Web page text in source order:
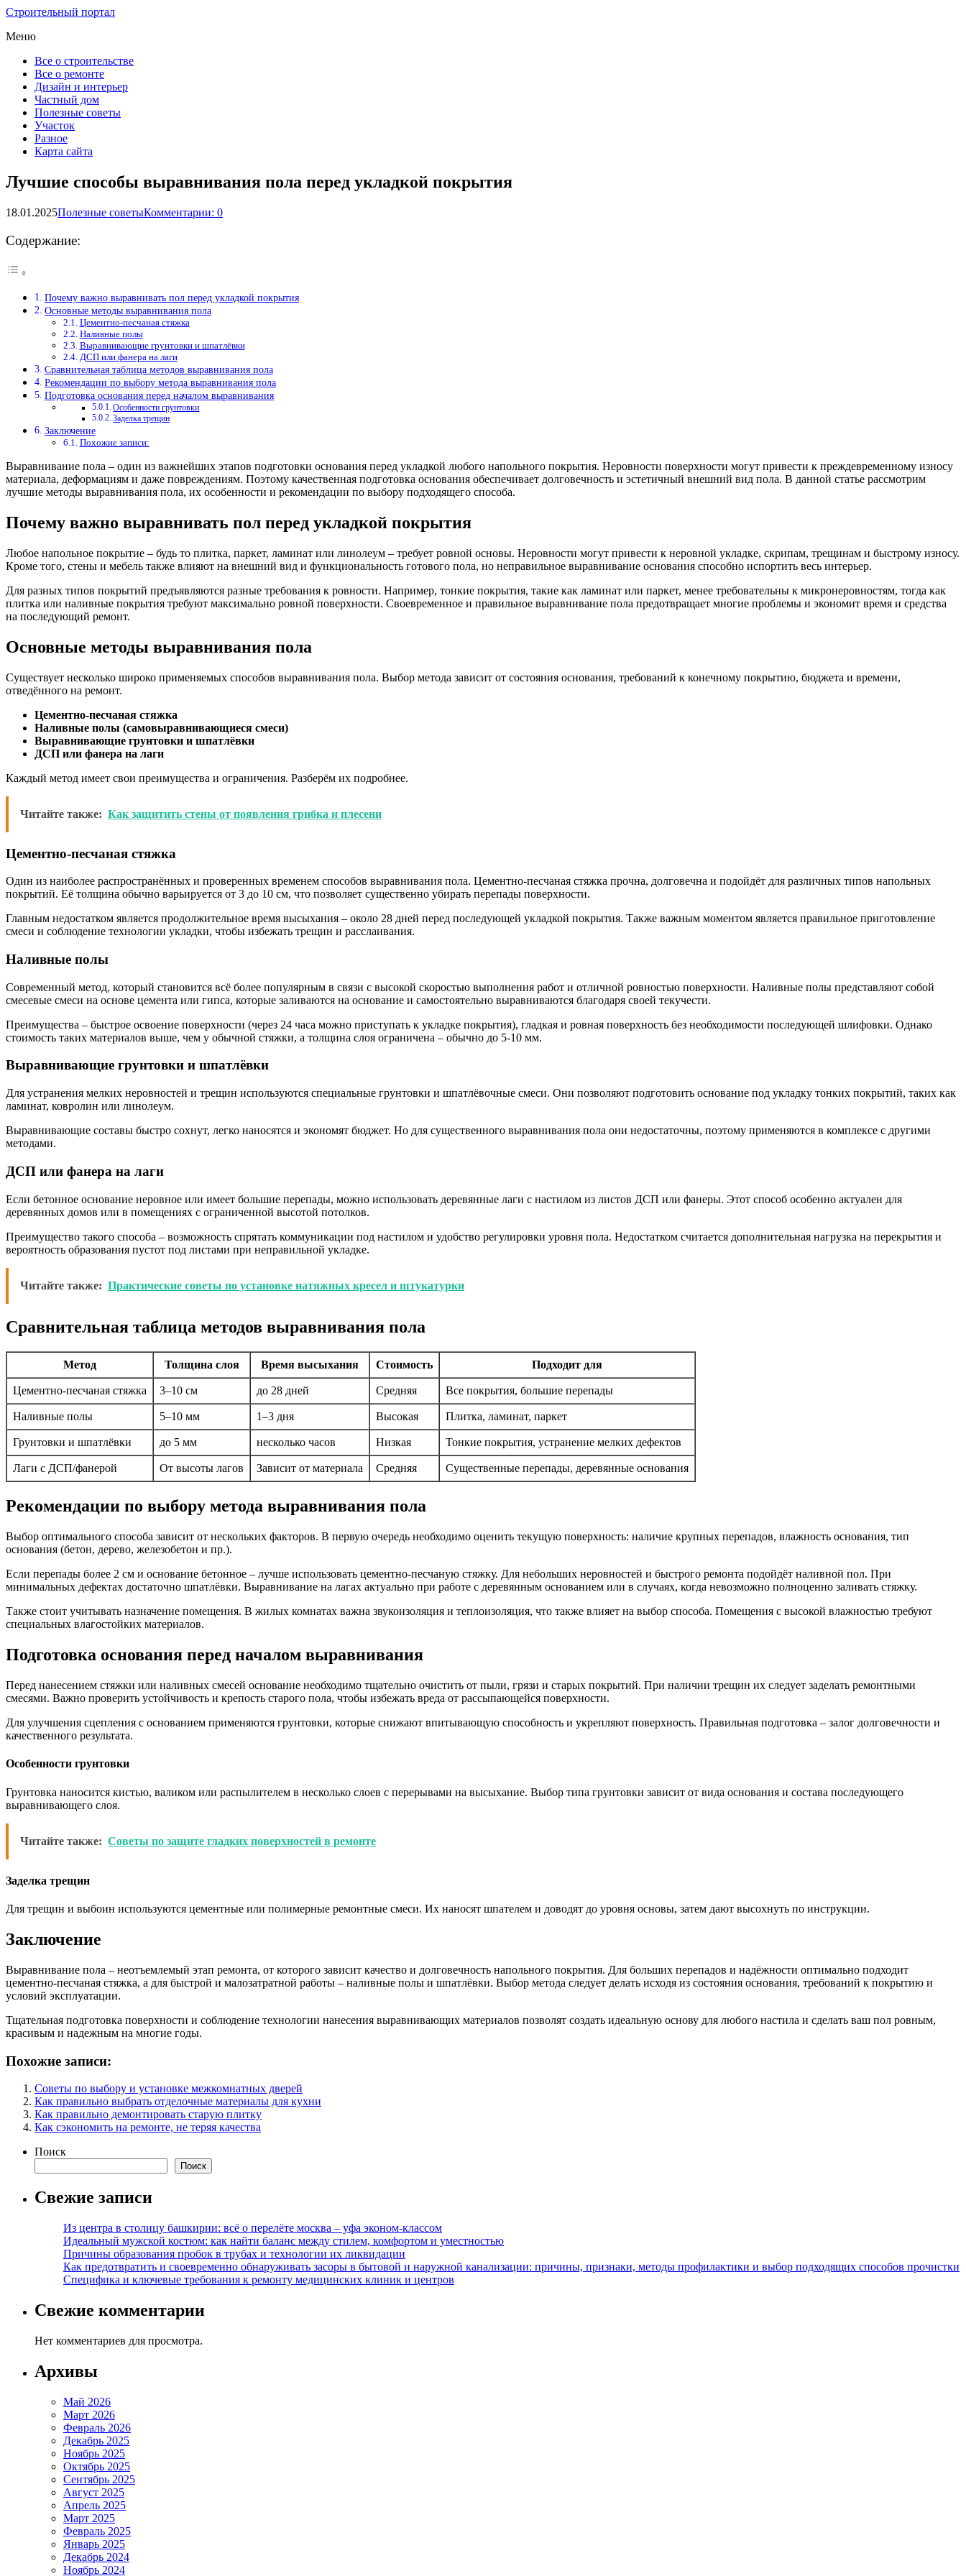
Строительный портал
Меню
Все о строительстве
Все о ремонте
Дизайн и интерьер
Частный дом
Полезные советы
Участок
Разное
Карта сайта
Лучшие способы выравнивания пола перед укладкой покрытия
18.01.2025Полезные советыКомментарии: 0
Содержание:
Почему важно выравнивать пол перед укладкой покрытия
Основные методы выравнивания пола
Цементно-песчаная стяжка
Наливные полы
Выравнивающие грунтовки и шпатлёвки
ДСП или фанера на лаги
Сравнительная таблица методов выравнивания пола
Рекомендации по выбору метода выравнивания пола
Подготовка основания перед началом выравнивания
Особенности грунтовки
Заделка трещин
Заключение
Похожие записи:
Выравнивание пола – один из важнейших этапов подготовки основания перед укладкой любого напольного покрытия. Неровности поверхности могут привести к преждевременному износу
материала, деформациям и даже повреждениям. Поэтому качественная подготовка основания обеспечивает долговечность и эстетичный внешний вид пола. В данной статье рассмотрим
лучшие методы выравнивания пола, их особенности и рекомендации по выбору подходящего способа.
Почему важно выравнивать пол перед укладкой покрытия
Любое напольное покрытие – будь то плитка, паркет, ламинат или линолеум – требует ровной основы. Неровности могут привести к неровной укладке, скрипам, трещинам и быстрому износу.
Кроме того, стены и мебель также влияют на внешний вид и функциональность готового пола, но неправильное выравнивание основания способно испортить весь интерьер.
Для разных типов покрытий предъявляются разные требования к ровности. Например, тонкие покрытия, такие как ламинат или паркет, менее требовательны к микронеровностям, тогда как
плитка или наливные покрытия требуют максимально ровной поверхности. Своевременное и правильное выравнивание пола предотвращает многие проблемы и экономит время и средства
на последующий ремонт.
Основные методы выравнивания пола
Существует несколько широко применяемых способов выравнивания пола. Выбор метода зависит от состояния основания, требований к конечному покрытию, бюджета и времени,
отведённого на ремонт.
Цементно-песчаная стяжка
Наливные полы (самовыравнивающиеся смеси)
Выравнивающие грунтовки и шпатлёвки
ДСП или фанера на лаги
Каждый метод имеет свои преимущества и ограничения. Разберём их подробнее.
Читайте также: Как защитить стены от появления грибка и плесени
Цементно-песчаная стяжка
Один из наиболее распространённых и проверенных временем способов выравнивания пола. Цементно-песчаная стяжка прочна, долговечна и подойдёт для различных типов напольных
покрытий. Её толщина обычно варьируется от 3 до 10 см, что позволяет существенно убирать перепады поверхности.
Главным недостатком является продолжительное время высыхания – около 28 дней перед последующей укладкой покрытия. Также важным моментом является правильное приготовление
смеси и соблюдение технологии укладки, чтобы избежать трещин и расслаивания.
Наливные полы
Современный метод, который становится всё более популярным в связи с высокой скоростью выполнения работ и отличной ровностью поверхности. Наливные полы представляют собой
смесевые смеси на основе цемента или гипса, которые заливаются на основание и самостоятельно выравниваются благодаря своей текучести.
Преимущества – быстрое освоение поверхности (через 24 часа можно приступать к укладке покрытия), гладкая и ровная поверхность без необходимости последующей шлифовки. Однако
стоимость таких материалов выше, чем у обычной стяжки, а толщина слоя ограничена – обычно до 5-10 мм.
Выравнивающие грунтовки и шпатлёвки
Для устранения мелких неровностей и трещин используются специальные грунтовки и шпатлёвочные смеси. Они позволяют подготовить основание под укладку тонких покрытий, таких как
ламинат, ковролин или линолеум.
Выравнивающие составы быстро сохнут, легко наносятся и экономят бюджет. Но для существенного выравнивания пола они недостаточны, поэтому применяются в комплексе с другими
методами.
ДСП или фанера на лаги
Если бетонное основание неровное или имеет большие перепады, можно использовать деревянные лаги с настилом из листов ДСП или фанеры. Этот способ особенно актуален для
деревянных домов или в помещениях с ограниченной высотой потолков.
Преимущество такого способа – возможность спрятать коммуникации под настилом и удобство регулировки уровня пола. Недостатком считается дополнительная нагрузка на перекрытия и
вероятность образования пустот под листами при неправильной укладке.
Читайте также: Практические советы по установке натяжных кресел и штукатурки
Сравнительная таблица методов выравнивания пола
Метод Толщина слоя Время высыхания Стоимость Подходит для
Цементно-песчаная стяжка 3–10 см до 28 дней Средняя Все покрытия, большие перепады
Наливные полы 5–10 мм 1–3 дня Высокая Плитка, ламинат, паркет
Грунтовки и шпатлёвки до 5 мм несколько часов Низкая Тонкие покрытия, устранение мелких дефектов
Лаги с ДСП/фанерой От высоты лагов Зависит от материала Средняя Существенные перепады, деревянные основания
Рекомендации по выбору метода выравнивания пола
Выбор оптимального способа зависит от нескольких факторов. В первую очередь необходимо оценить текущую поверхность: наличие крупных перепадов, влажность основания, тип
основания (бетон, дерево, железобетон и пр.).
Если перепады более 2 см и основание бетонное – лучше использовать цементно-песчаную стяжку. Для небольших неровностей и быстрого ремонта подойдёт наливной пол. При
минимальных дефектах достаточно шпатлёвки. Выравнивание на лагах актуально при работе с деревянным основанием или в случаях, когда невозможно полноценно заливать стяжку.
Также стоит учитывать назначение помещения. В жилых комнатах важна звукоизоляция и теплоизоляция, что также влияет на выбор способа. Помещения с высокой влажностью требуют
специальных влагостойких материалов.
Подготовка основания перед началом выравнивания
Перед нанесением стяжки или наливных смесей основание необходимо тщательно очистить от пыли, грязи и старых покрытий. При наличии трещин их следует заделать ремонтными
смесями. Важно проверить устойчивость и крепость старого пола, чтобы избежать вреда от рассыпающейся поверхности.
Для улучшения сцепления с основанием применяются грунтовки, которые снижают впитывающую способность и укрепляют поверхность. Правильная подготовка – залог долговечности и
качественного результата.
Особенности грунтовки
Грунтовка наносится кистью, валиком или распылителем в несколько слоев с перерывами на высыхание. Выбор типа грунтовки зависит от вида основания и состава последующего
выравнивающего слоя.
Читайте также: Советы по защите гладких поверхностей в ремонте
Заделка трещин
Для трещин и выбоин используются цементные или полимерные ремонтные смеси. Их наносят шпателем и доводят до уровня основы, затем дают высохнуть по инструкции.
Заключение
Выравнивание пола – неотъемлемый этап ремонта, от которого зависит качество и долговечность напольного покрытия. Для больших перепадов и надёжности оптимально подходит
цементно-песчаная стяжка, а для быстрой и малозатратной работы – наливные полы и шпатлёвки. Выбор метода следует делать исходя из состояния основания, требований к покрытию и
условий эксплуатации.
Тщательная подготовка поверхности и соблюдение технологии нанесения выравнивающих материалов позволят создать идеальную основу для любого настила и сделать ваш пол ровным,
красивым и надежным на многие годы.
Похожие записи:
Советы по выбору и установке межкомнатных дверей
Как правильно выбрать отделочные материалы для кухни
Как правильно демонтировать старую плитку
Как сэкономить на ремонте, не теряя качества
Поиск
Поиск
Свежие записи
Из центра в столицу башкирии: всё о перелёте москва – уфа эконом-классом
Идеальный мужской костюм: как найти баланс между стилем, комфортом и уместностью
Причины образования пробок в трубах и технологии их ликвидации
Как предотвратить и своевременно обнаруживать засоры в бытовой и наружной канализации: причины, признаки, методы профилактики и выбор подходящих способов прочистки
Специфика и ключевые требования к ремонту медицинских клиник и центров
Свежие комментарии
Нет комментариев для просмотра.
Архивы
Май 2026
Март 2026
Февраль 2026
Декабрь 2025
Ноябрь 2025
Октябрь 2025
Сентябрь 2025
Август 2025
Апрель 2025
Март 2025
Февраль 2025
Январь 2025
Декабрь 2024
Ноябрь 2024